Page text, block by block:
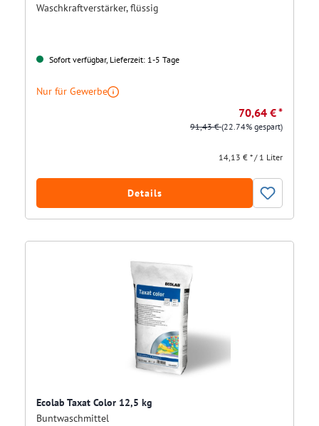
Waschkraftverstärker, flüssig
Sofort verfügbar, Lieferzeit: 1-5 Tage
Nur für Gewerbe
70,64 € *
91,43 €(22.74% gespart)
14,13 € * / 1 Liter
Details
Ecolab Taxat Color 12,5 kg
Buntwaschmittel